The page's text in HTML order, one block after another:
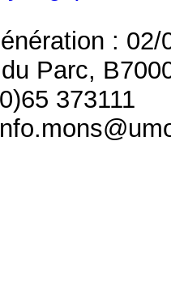
: 02/
Parc,
373111